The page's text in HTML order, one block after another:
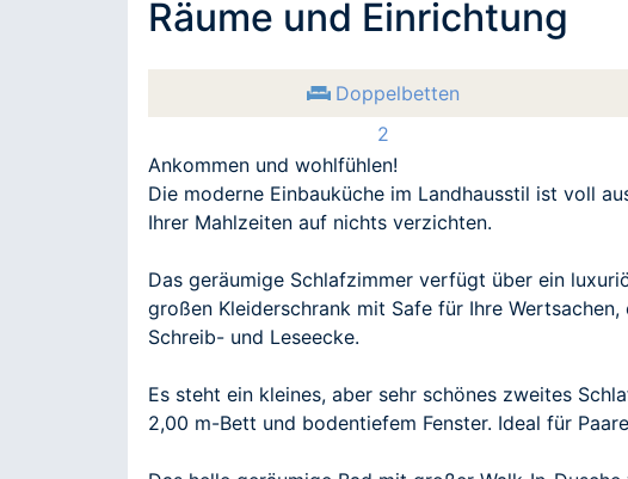
Räume und Einrichtung
Doppelbetten
2
Ankommen und wohlfühlen!
Die moderne Einbauküche im Landhausstil ist voll
Ihrer Mahlzeiten auf nichts verzichten.
Das geräumige Schlafzimmer verfügt über ein
großen Kleiderschrank mit Safe für Ihre
Schreib- und Leseecke.
Es steht ein kleines, aber sehr schönes zweites
2,00 m-Bett und bodentiefem Fenster. Ideal für